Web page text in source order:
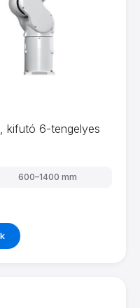
kifutó 6-tengelyes
600–1400 mm